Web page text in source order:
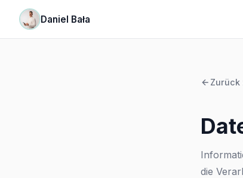
Daniel Bała
Zurück
die